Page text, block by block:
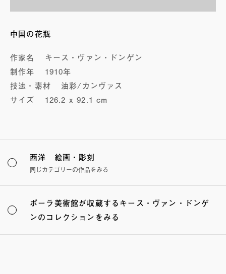
中国の花瓶
作家名
キース・ヴァン・ドンゲン
制作年
1910年
技法・素材
油彩/カンヴァス
サイズ
126.2 x 92.1 cm
西洋 絵画・彫刻
同じカテゴリーの作品をみる
ポーラ美術館が収蔵するキース・ヴァン・ドンゲ
ンのコレクションをみる